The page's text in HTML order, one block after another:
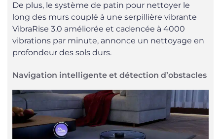
De plus, le système de patin pour nettoyer le
long des murs couplé à une serpillière vibrante
VibraRise 3.0 améliorée et cadencée à 4000
vibrations par minute, annonce un nettoyage en
profondeur des sols durs.
Navigation intelligente et détection d’obstacles